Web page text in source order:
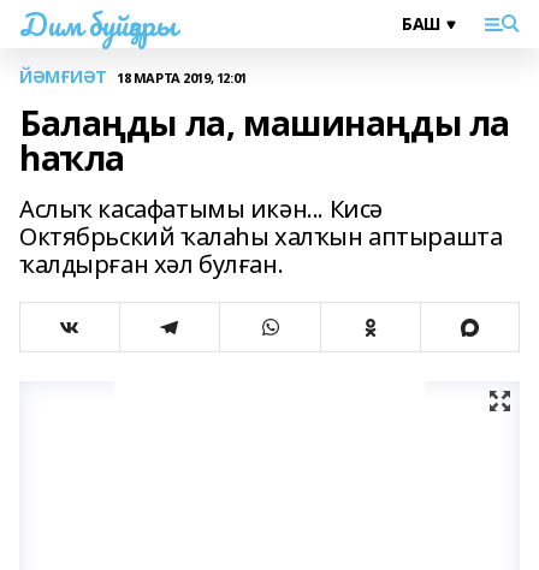
Дим буйҙары
ЙӘМҒИӘТ 18 МАРТА 2019, 12:01
Балаңды ла, машинаңды ла
һаҡла
Аслыҡ касафатымы икән... Кисә
Октябрьский ҡалаһы халҡын аптырашта
ҡалдырған хәл булған.